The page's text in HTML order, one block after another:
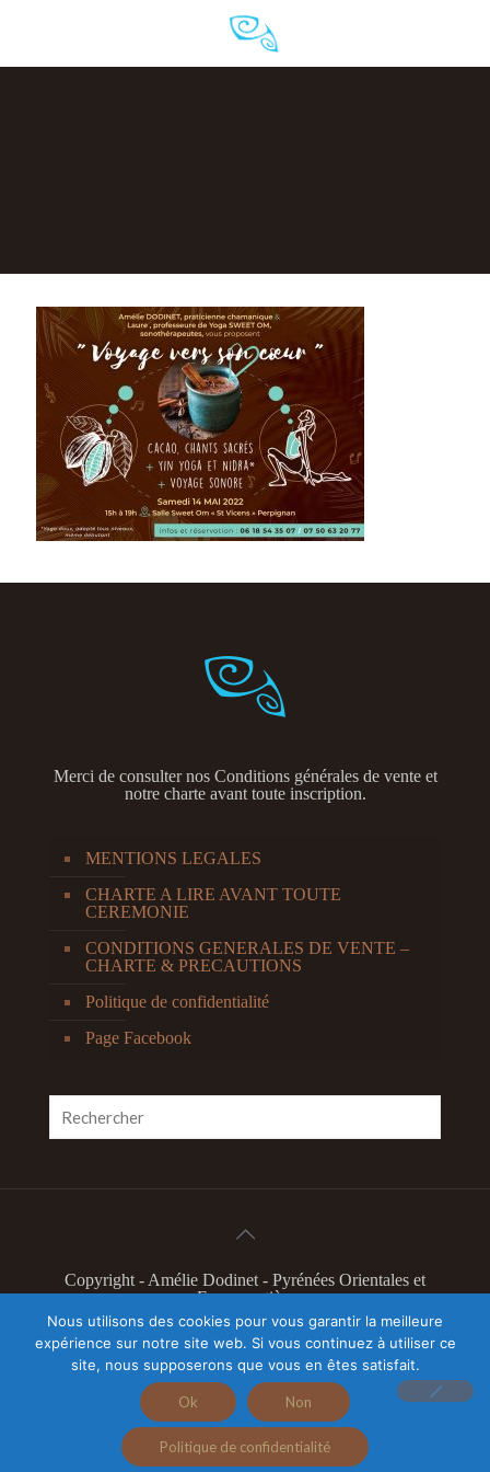
Merci de consulter nos Conditions générales de vente et
notre charte avant toute inscription.
MENTIONS LEGALES
CHARTE A LIRE AVANT TOUTE
CEREMONIE
CONDITIONS GENERALES DE VENTE –
CHARTE & PRECAUTIONS
Politique de confidentialité
Page Facebook
Copyright - Amélie Dodinet - Pyrénées Orientales et
France entière
L'Odyssée Intérieure 2019 - Marque déposée à l'INPI
N°4603304
Illustration slider page accueil Camille Feger - Tous
droits réservés
Autres illustrations Nacho Nass
Nous utilisons des cookies pour vous garantir la meilleure
expérience sur notre site web. Si vous continuez à utiliser ce
site, nous supposerons que vous en êtes satisfait.
Ok Non
Politique de confidentialité